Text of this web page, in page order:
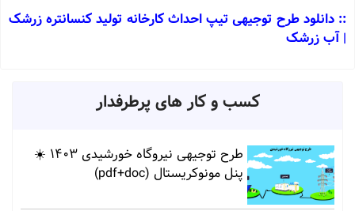
:: دانلود طرح توجیهی تیپ احداث کارخانه تولید کنسانتره زرشک
| آب زرشک
کسب و کار های پرطرفدار
طرح توجیهی نیروگاه خورشیدی 1403 ☀️
پنل مونوکریستال (pdf+doc)